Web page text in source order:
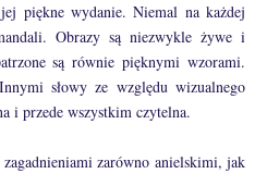
piękne wydanie. Niemal na każdej
Obrazy są niezwykle żywe i
są równie pięknymi wzorami.
słowy ze względu wizualnego
i przede wszystkim czytelna.
zarówno anielskimi, jak